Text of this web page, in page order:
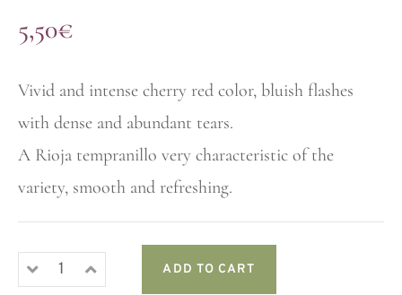
5,50€
Vivid and intense cherry red color, bluish flashes
with dense and abundant tears.
A Rioja tempranillo very characteristic of the
variety, smooth and refreshing.
ADD TO CART